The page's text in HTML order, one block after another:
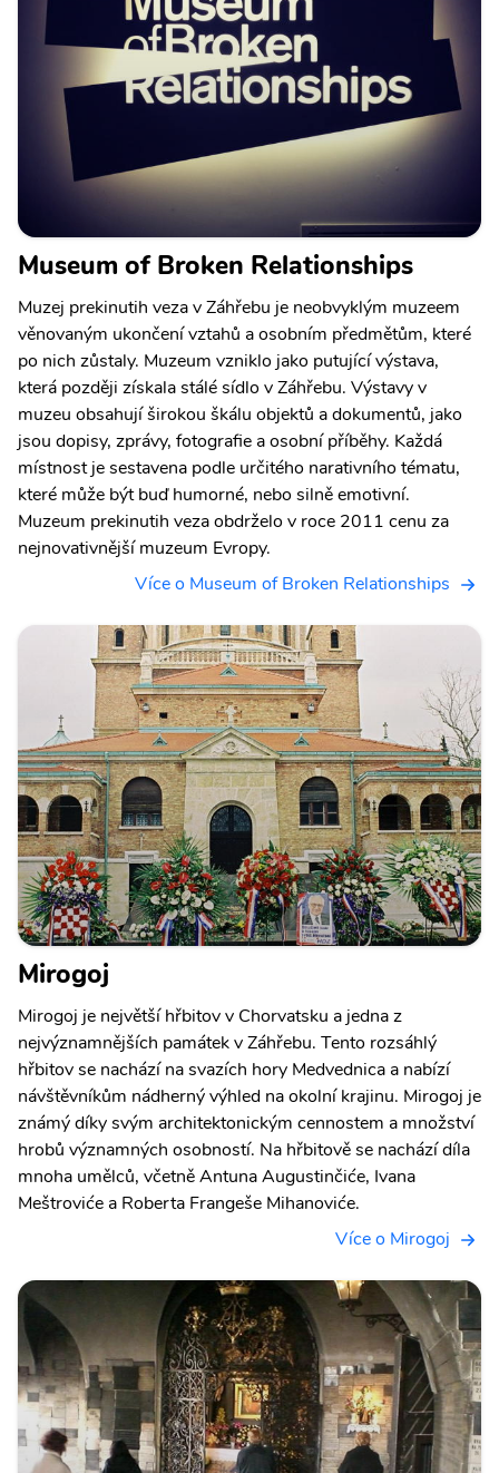
Museum of Broken Relationships
Muzej prekinutih veza v Záhřebu je neobvyklým muzeem
věnovaným ukončení vztahů a osobním předmětům, které
po nich zůstaly. Muzeum vzniklo jako putující výstava,
která později získala stálé sídlo v Záhřebu. Výstavy v
muzeu obsahují širokou škálu objektů a dokumentů, jako
jsou dopisy, zprávy, fotografie a osobní příběhy. Každá
místnost je sestavena podle určitého narativního tématu,
které může být buď humorné, nebo silně emotivní.
Muzeum prekinutih veza obdrželo v roce 2011 cenu za
nejnovativnější muzeum Evropy.
Více o Museum of Broken Relationships
Mirogoj
Mirogoj je největší hřbitov v Chorvatsku a jedna z
nejvýznamnějších památek v Záhřebu. Tento rozsáhlý
hřbitov se nachází na svazích hory Medvednica a nabízí
návštěvníkům nádherný výhled na okolní krajinu. Mirogoj je
známý díky svým architektonickým cennostem a množství
hrobů významných osobností. Na hřbitově se nachází díla
mnoha umělců, včetně Antuna Augustinčiće, Ivana
Meštroviće a Roberta Frangeše Mihanoviće.
Více o Mirogoj